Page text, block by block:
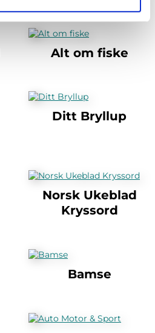
Alt om fiske
Ditt Bryllup
Norsk Ukeblad
Kryssord
Bamse